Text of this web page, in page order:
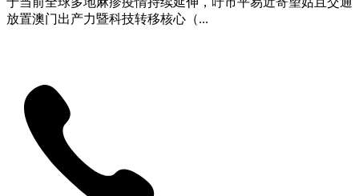
放置澳门出产力暨科技转移核心（...